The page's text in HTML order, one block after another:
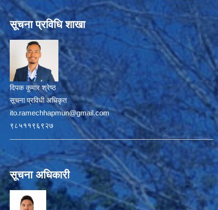
सूचना प्रविधि शाखा
दिपक कुमार श्रेष्ठ
सूचना प्रविधी अधिकृत
ito.ramechhapmun@gmail.com
९८५११९६९२७
सूचना अधिकारी